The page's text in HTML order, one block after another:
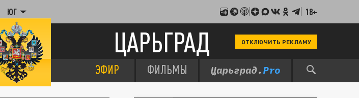
ЮГ 18+
ЦАРЬГРАД ОТКЛЮЧИТЬ РЕКЛАМУ
ЭФИР ФИЛЬМЫ